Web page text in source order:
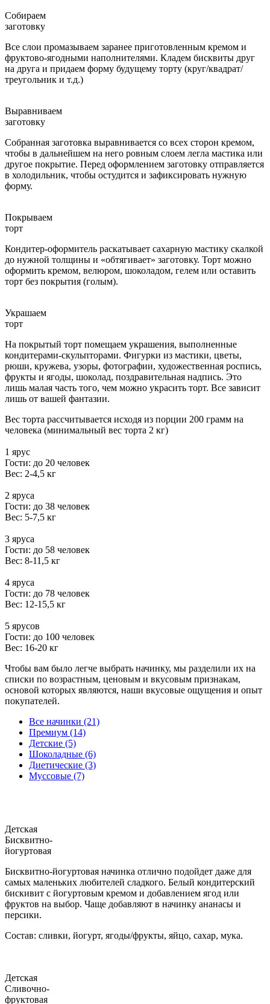
Собираем
заготовку
Все слои промазываем заранее приготовленным кремом и
фруктово-ягодными наполнителями. Кладем бисквиты друг
на друга и придаем форму будущему торту (круг/квадрат/
треугольник и т.д.)
Выравниваем
заготовку
Собранная заготовка выравнивается со всех сторон кремом,
чтобы в дальнейшем на него ровным слоем легла мастика или
другое покрытие. Перед оформлением заготовку отправляется
в холодильник, чтобы остудится и зафиксировать нужную
форму.
Покрываем
торт
Кондитер-оформитель раскатывает сахарную мастику скалкой
до нужной толщины и «обтягивает» заготовку. Торт можно
оформить кремом, велюром, шоколадом, гелем или оставить
торт без покрытия (голым).
Украшаем
торт
На покрытый торт помещаем украшения, выполненные
кондитерами-скульпторами. Фигурки из мастики, цветы,
рюши, кружева, узоры, фотографии, художественная роспись,
фрукты и ягоды, шоколад, поздравительная надпись. Это
лишь малая часть того, чем можно украсить торт. Все зависит
лишь от вашей фантазии.
Вес торта рассчитывается исходя из порции 200 грамм на
человека (минимальный вес торта 2 кг)
1 ярус
Гости: до 20 человек
Вес: 2-4,5 кг
2 яруса
Гости: до 38 человек
Вес: 5-7,5 кг
3 яруса
Гости: до 58 человек
Вес: 8-11,5 кг
4 яруса
Гости: до 78 человек
Вес: 12-15,5 кг
5 ярусов
Гости: до 100 человек
Вес: 16-20 кг
Чтобы вам было легче выбрать начинку, мы разделили их на
списки по возрастным, ценовым и вкусовым признакам,
основой которых являются, наши вкусовые ощущения и опыт
покупателей.
Все начинки (21)
Премиум (14)
Детские (5)
Шоколадные (6)
Диетические (3)
Муссовые (7)
Детская
Бисквитно-
йогуртовая
Бисквитно-йогуртовая начинка отлично подойдет даже для
самых маленьких любителей сладкого. Белый кондитерский
бискивит с йогуртовым кремом и добавлением ягод или
фруктов на выбор. Чаще добавляют в начинку ананасы и
персики.
Состав: сливки, йогурт, ягоды/фрукты, яйцо, сахар, мука.
Детская
Сливочно-
фруктовая